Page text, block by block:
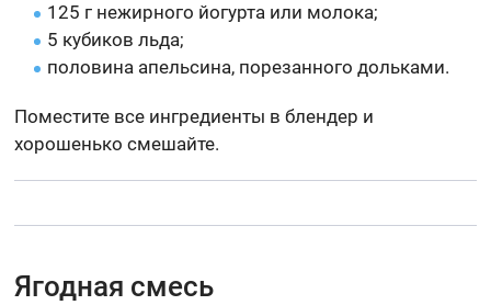
125 г нежирного йогурта или молока;
5 кубиков льда;
половина апельсина, порезанного дольками.
Поместите все ингредиенты в блендер и
хорошенько смешайте.
Ягодная смесь